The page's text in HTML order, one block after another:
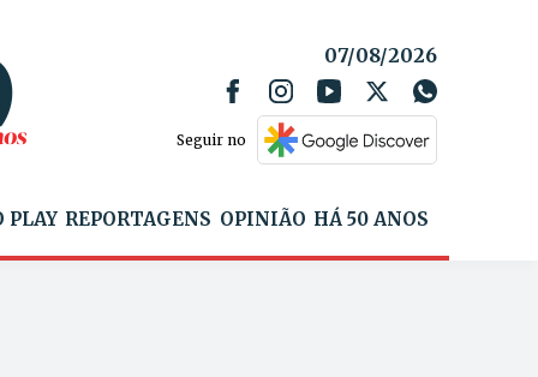
07/08/2026
Seguir no
PLAY REPORTAGENS OPINIÃO HÁ 50 ANOS